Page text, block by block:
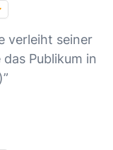
verleiht seiner
Publikum in